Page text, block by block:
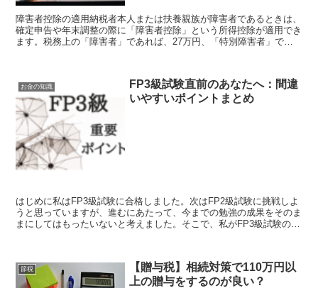
障害者控除の適用納税者本人または扶養親族が障害者であるときは、
確定申告や年末調整の際に「障害者控除」という所得控除が適用でき
ます。税務上の「障害者」であれば、27万円、「特別障害者」であ
お金の知識
FP3級試験直前のあなたへ：間違
いやすいポイントまとめ
はじめに私はFP3級試験に合格しました。次はFP2級試験に挑戦しよ
うと思っていますが、進むにあたって、今までの勉強の成果をそのま
まにしてはもったいないと考えました。そこで、私がFP3級試験の直
節税
【贈与税】相続対策で110万円以
上の贈与をするのが良い？